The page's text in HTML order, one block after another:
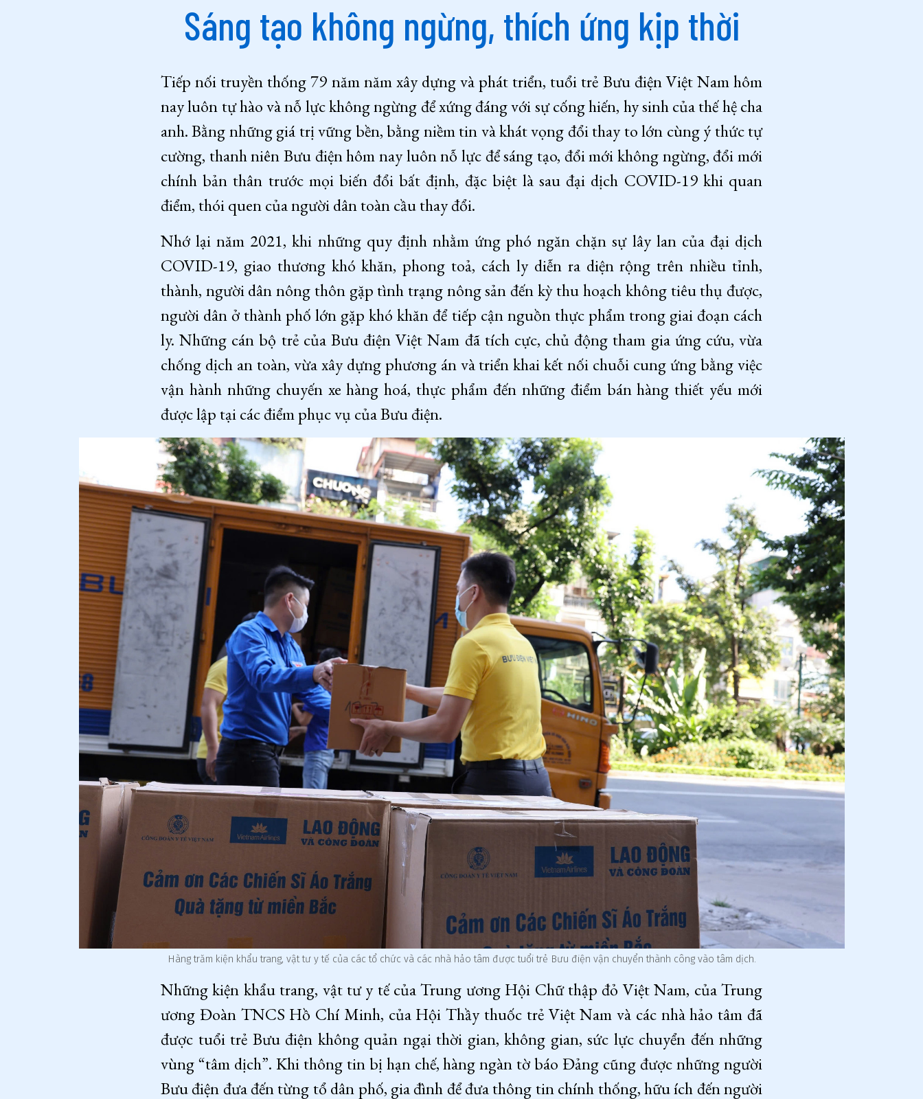
Sáng tạo không ngừng, thích ứng kịp thời
Tiếp nối truyền thống 79 năm năm xây dựng và phát triển, tuổi trẻ Bưu điện Việt Nam hôm
nay luôn tự hào và nỗ lực không ngừng để xứng đáng với sự cống hiến, hy sinh của thế hệ cha
anh. Bằng những giá trị vững bền, bằng niềm tin và khát vọng đổi thay to lớn cùng ý thức tự
cường, thanh niên Bưu điện hôm nay luôn nỗ lực để sáng tạo, đổi mới không ngừng, đổi mới
chính bản thân trước mọi biến đổi bất định, đặc biệt là sau đại dịch COVID-19 khi quan
điểm, thói quen của người dân toàn cầu thay đổi.
Nhớ lại năm 2021, khi những quy định nhằm ứng phó ngăn chặn sự lây lan của đại dịch
COVID-19, giao thương khó khăn, phong toả, cách ly diễn ra diện rộng trên nhiều tỉnh,
thành, người dân nông thôn gặp tình trạng nông sản đến kỳ thu hoạch không tiêu thụ được,
người dân ở thành phố lớn gặp khó khăn để tiếp cận nguồn thực phẩm trong giai đoạn cách
ly. Những cán bộ trẻ của Bưu điện Việt Nam đã tích cực, chủ động tham gia ứng cứu, vừa
chống dịch an toàn, vừa xây dựng phương án và triển khai kết nối chuỗi cung ứng bằng việc
vận hành những chuyến xe hàng hoá, thực phẩm đến những điểm bán hàng thiết yếu mới
được lập tại các điểm phục vụ của Bưu điện.
Hàng trăm kiện khẩu trang, vật tư y tế của các tổ chức và các nhà hảo tâm được tuổi trẻ Bưu điện vận chuyển thành công vào tâm dịch.
Những kiện khẩu trang, vật tư y tế của Trung ương Hội Chữ thập đỏ Việt Nam, của Trung
ương Đoàn TNCS Hồ Chí Minh, của Hội Thầy thuốc trẻ Việt Nam và các nhà hảo tâm đã
được tuổi trẻ Bưu điện không quản ngại thời gian, không gian, sức lực chuyển đến những
vùng “tâm dịch”. Khi thông tin bị hạn chế, hàng ngàn tờ báo Đảng cũng được những người
Bưu điện đưa đến từng tổ dân phố, gia đình để đưa thông tin chính thống, hữu ích đến người